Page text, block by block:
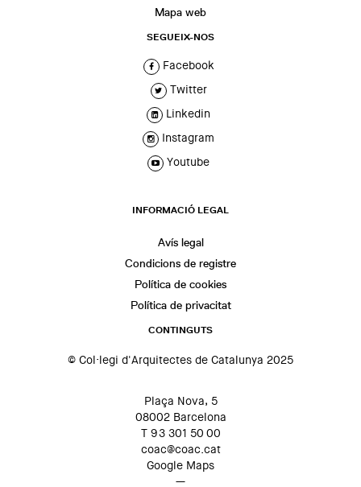
Mapa web
SEGUEIX-NOS
Facebook
Twitter
Linkedin
Instagram
Youtube
INFORMACIÓ LEGAL
Avís legal
Condicions de registre
Política de cookies
Política de privacitat
CONTINGUTS
© Col·legi d'Arquitectes de Catalunya 2025
Plaça Nova, 5
08002 Barcelona
T 93 301 50 00
coac@coac.cat
Google Maps
—